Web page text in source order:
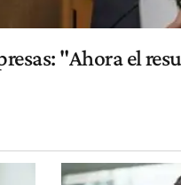
"Ahora el